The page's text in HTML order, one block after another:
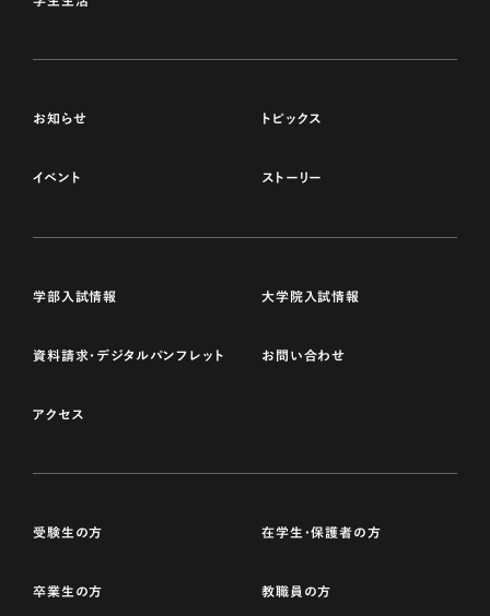
お知らせ トピックス
イベント ストーリー
学部入試情報 大学院入試情報
資料請求・デジタルパンフレット お問い合わせ
アクセス
受験生の方 在学生・保護者の方
卒業生の方 教職員の方